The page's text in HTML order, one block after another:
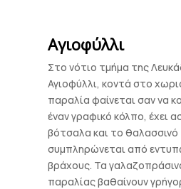
Αγιοφύλλι
Στο νότιο τμήμα της
Αγιοφύλλι, κοντά στο
παραλία φαίνεται σαν να
έναν γραφικό κόλπο, έχει
βότσαλα και το θαλασσινό
συμπληρώνεται από
βράχους. Τα
παραλίας βαθαίνουν